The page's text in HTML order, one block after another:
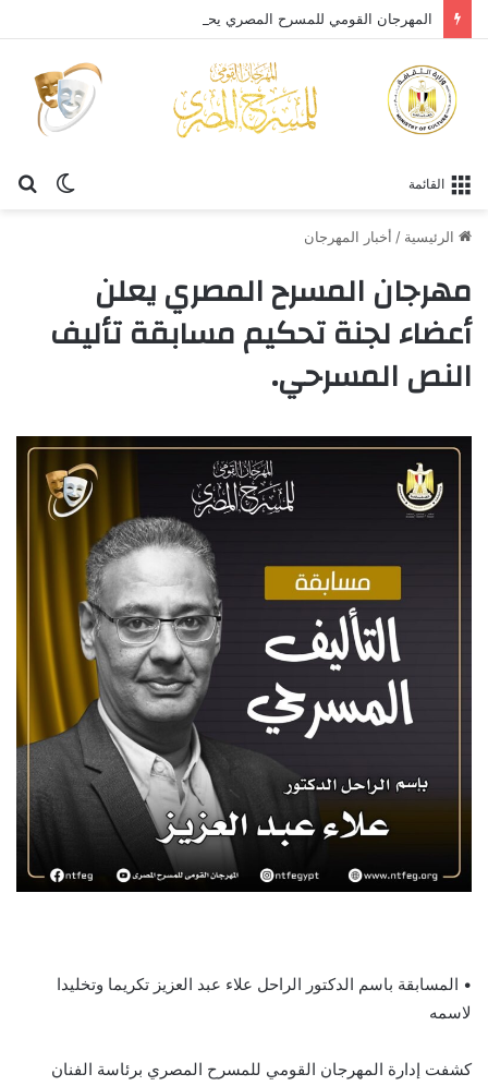
الوضع
القائمة
الرئيسية / أخبار المهرجان
مهرجان المسرح المصري يعلن
أعضاء لجنة تحكيم مسابقة تأليف
النص المسرحي.
• المسابقة باسم الدكتور الراحل علاء عبد العزيز تكريما وتخليدا
لاسمه
كشفت إدارة المهرجان القومي للمسرح المصري برئاسة الفنان